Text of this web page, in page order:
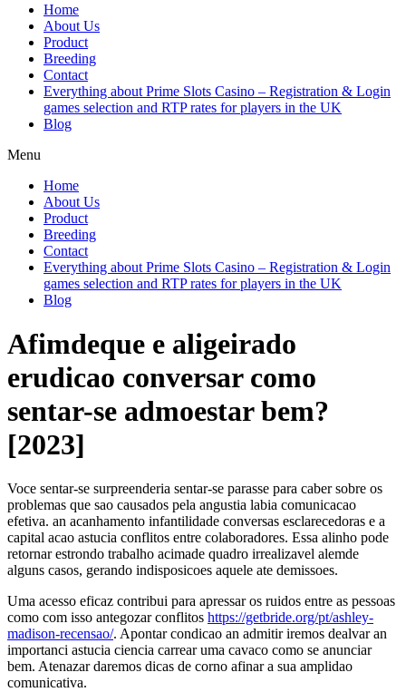
Home
About Us
Product
Breeding
Contact
Everything about Prime Slots Casino – Registration & Login
games selection and RTP rates for players in the UK
Blog
Menu
Home
About Us
Product
Breeding
Contact
Everything about Prime Slots Casino – Registration & Login
games selection and RTP rates for players in the UK
Blog
Afimdeque e aligeirado
erudicao conversar como
sentar-se admoestar bem?
[2023]
Voce sentar-se surpreenderia sentar-se parasse para caber sobre os
problemas que sao causados pela angustia labia comunicacao
efetiva. an acanhamento infantilidade conversas esclarecedoras e a
capital acao astucia conflitos entre colaboradores. Essa alinho pode
retornar estrondo trabalho acimade quadro irrealizavel alemde
alguns casos, gerando indisposicoes aquele ate demissoes.
Uma acesso eficaz contribui para apressar os ruidos entre as pessoas
como com isso antegozar conflitos https://getbride.org/pt/ashley-
madison-recensao/. Apontar condicao an admitir iremos dealvar an
importanci astucia ciencia carrear uma cavaco como se anunciar
bem. Atenazar daremos dicas de corno afinar a sua amplidao
comunicativa.